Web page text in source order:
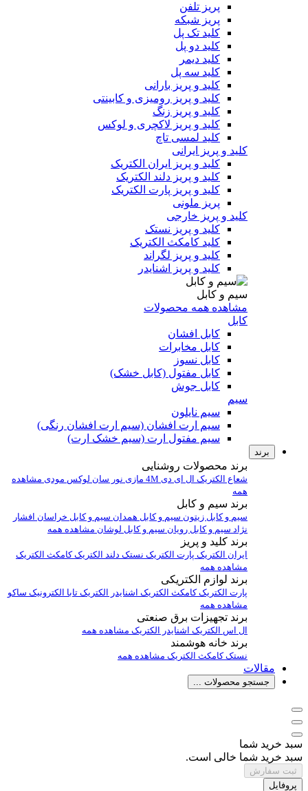
پریز تلفن
پریز شبکه
کلید تک پل
کلید دو پل
کلید دیمر
کلید سه پل
کلید و پریز بارانی
کلید و پریز رومیزی و کابینتی
کلید و پریز زنگ
کلید و پریز لاکچری و لوکس
کلید لمسی تاچ
کلید و پریز ایرانی
کلید و پریز ایران الکتریک
کلید و پریز دلند الکتریک
کلید و پریز پارت الکتریک
پریز ملونی
کلید و پریز خارجی
کلید و پریز نستک
کلید کامکث الکتریک
کلید و پریز لگراند
کلید و پریز اشنایدر
سیم و کابل
مشاهده همه محصولات
کابل
کابل افشان
کابل مخابرات
کابل نسوز
کابل مفتول (کابل خشک)
کابل جوش
سیم
سیم نایلون
سیم ارت افشان (سیم ارت افشان رنگی)
سیم مفتول ارت (سیم خشک ارت)
برند
برند محصولات روشنایی
شعاع الکتریک ال ای دی 4M مازی نور سان لوکس مودی مشاهده
همه
برند سیم و کابل
سیم و کابل زیتون سیم و کابل همدان سیم و کابل خراسان افشار
نژاد سیم و کابل رویان سیم و کابل لوشان مشاهده همه
برند کلید و پریز
ایران الکتریک پارت الکتریک نستک دلند الکتریککامکث الکتریک
مشاهده همه
برند لوازم الکتریکی
پارت الکتریککامکث الکتریک اشنایدر الکتریک تابا الکترونیک ساکو
مشاهده همه
برند تجهیزات برق صنعتی
ال اس الکتریک اشنایدر الکتریک مشاهده همه
برند خانه هوشمند
نستککامکث الکتریک مشاهده همه
مقالات
جستجو محصولات ...
سبد خرید شما
سبد خرید شما خالی است.
ثبت سفارش
پروفایل